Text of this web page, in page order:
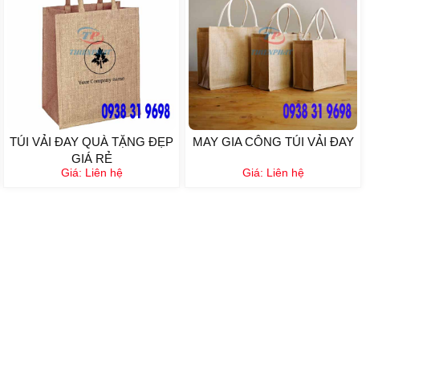
TÚI VẢI ĐAY QUÀ TẶNG ĐẸP
GIÁ RẺ
Giá: Liên hệ
MAY GIA CÔNG TÚI VẢI ĐAY
Giá: Liên hệ